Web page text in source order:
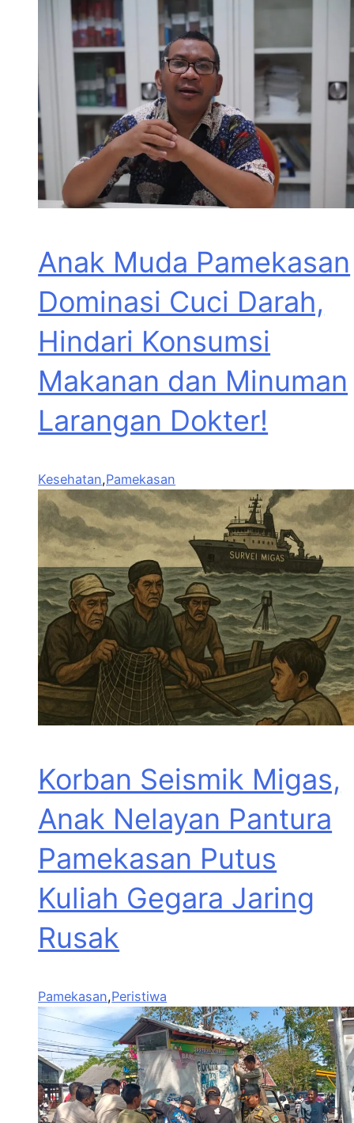
Anak Muda Pamekasan
Dominasi Cuci Darah,
Hindari Konsumsi
Makanan dan Minuman
Larangan Dokter!
Kesehatan,Pamekasan
Korban Seismik Migas,
Anak Nelayan Pantura
Pamekasan Putus
Kuliah Gegara Jaring
Rusak
Pamekasan,Peristiwa